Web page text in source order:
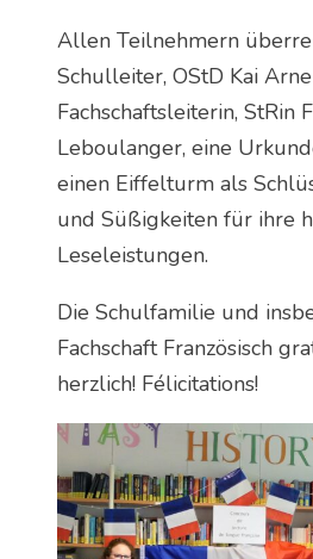
Allen Teilnehmern
Schulleiter, OStD Kai
Fachschaftsleiterin, StRin
Leboulanger, eine
einen Eiffelturm als
und Süßigkeiten für ihre
Leseleistungen.
Die Schulfamilie und
Fachschaft Französisch
herzlich! Félicitations!